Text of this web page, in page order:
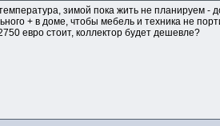
зимой пока жить не планируем -
+ в доме, чтобы мебель и техника не
евро стоит, коллектор будет дешевле?